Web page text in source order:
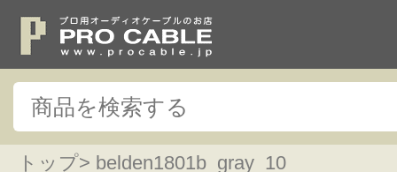
トップ> belden1801b_gray_10